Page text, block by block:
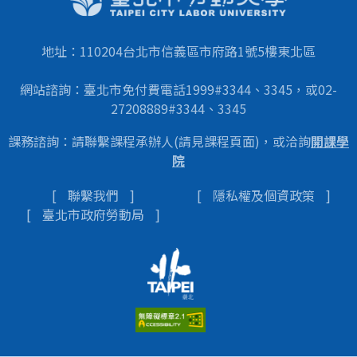
地址：110204台北市信義區市府路1號5樓東北區
網站諮詢：臺北市免付費電話1999#3344、3345，或02-
27208889#3344、3345
課務諮詢：請聯繫課程承辦人(請見課程頁面)，或洽詢開課學
院
聯繫我們
隱私權及個資政策
臺北市政府勞動局